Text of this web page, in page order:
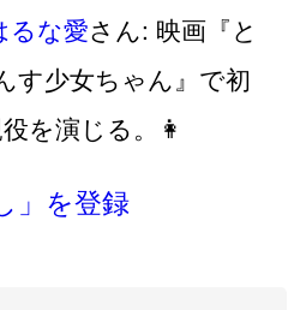
るな愛さん: 映画『と
す少女ちゃん』で初
を演じる。👩
」を登録